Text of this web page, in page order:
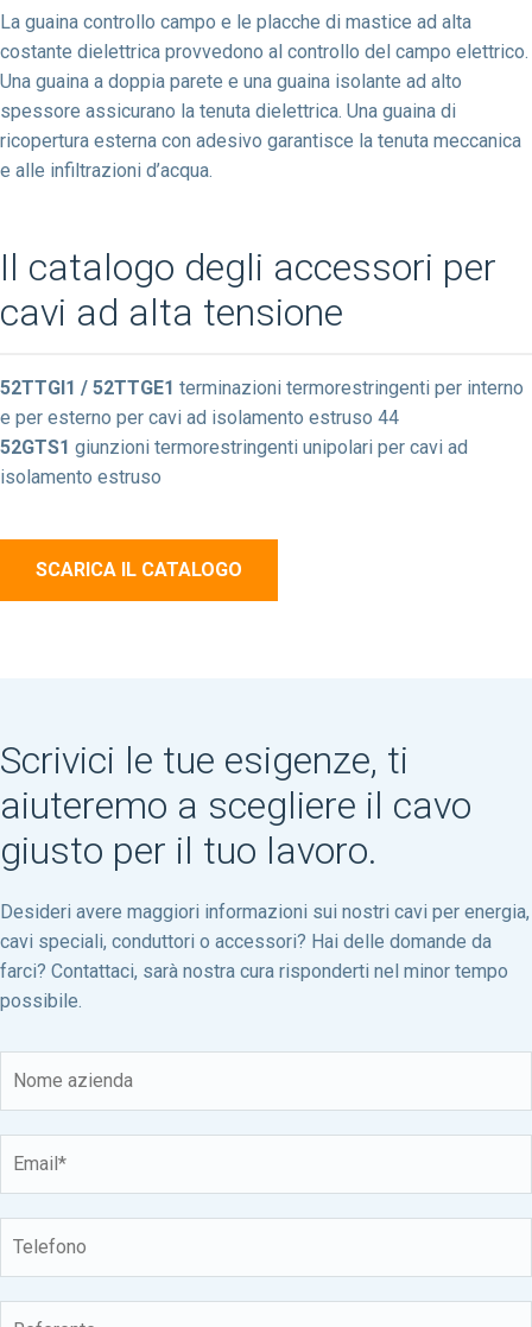
La guaina controllo campo e le placche di mastice ad alta
costante dielettrica provvedono al controllo del campo elettrico.
Una guaina a doppia parete e una guaina isolante ad alto
spessore assicurano la tenuta dielettrica. Una guaina di
ricopertura esterna con adesivo garantisce la tenuta meccanica
e alle infiltrazioni d’acqua.
Il catalogo degli accessori per
cavi ad alta tensione
52TTGI1 / 52TTGE1 terminazioni termorestringenti per interno
e per esterno per cavi ad isolamento estruso 44
52GTS1 giunzioni termorestringenti unipolari per cavi ad
isolamento estruso
SCARICA IL CATALOGO
Scrivici le tue esigenze, ti
aiuteremo a scegliere il cavo
giusto per il tuo lavoro.
Desideri avere maggiori informazioni sui nostri cavi per energia,
cavi speciali, conduttori o accessori? Hai delle domande da
farci? Contattaci, sarà nostra cura risponderti nel minor tempo
possibile.